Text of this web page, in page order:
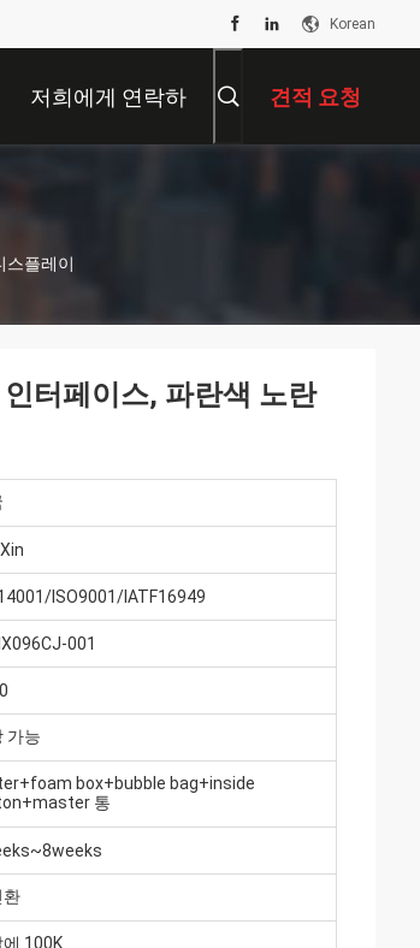
Korean
저희에게 연락하 견적 요청
스플레이
터페이스, 파란색 노란
ISO9001/IATF16949
001
가능
box+bubble bag+inside
통
환
에 100K